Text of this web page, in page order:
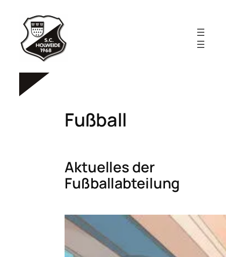
Inhalt
springen
Fußball
Aktuelles der
Fußballabteilung